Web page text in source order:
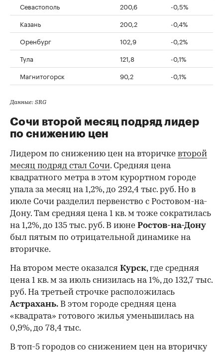
Севастополь
200,6
-0,5%
Казань
200,2
-0,4%
Оренбург
102,9
-0,2%
Тула
121,8
-0,1%
Магнитогорск
90,2 -0,1%
Данные: SRG
Сочи второй месяц подряд лидер
по снижению цен
Лидером по снижению цен на вторичке второй
месяц подряд стал Сочи. Средняя цена
квадратного метра в этом курортном городе
упала за месяц на 1,2%, до 292,4 тыс. руб. Но в
июле Сочи разделил первенство с Ростовом-на-
Дону. Там средняя цена 1 кв. м тоже сократилась
на 1,2%, до 135 тыс. руб. В июне Ростов-на-Дону
был пятым по отрицательной динамике на
вторичке.
На втором месте оказался Курск, где средняя
цена 1 кв. м за июль снизилась на 1%, до 132,7 тыс.
руб. На третьей строчке расположилась
Астрахань. В этом городе средняя цена
«квадрата» готового жилья уменьшилась на
0,9%, до 78,4 тыс.
В топ-5 городов со снижением цен на вторичку